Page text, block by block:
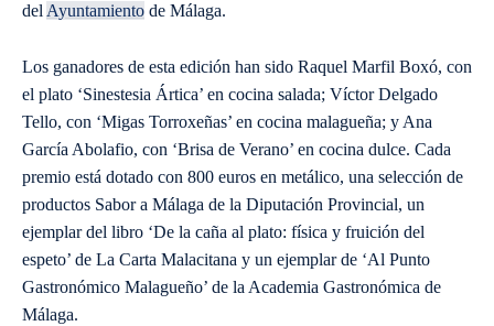
del Ayuntamiento de Málaga.
Los ganadores de esta edición han sido Raquel Marfil Boxó, con
el plato ‘Sinestesia Ártica’ en cocina salada; Víctor Delgado
Tello, con ‘Migas Torroxeñas’ en cocina malagueña; y Ana
García Abolafio, con ‘Brisa de Verano’ en cocina dulce. Cada
premio está dotado con 800 euros en metálico, una selección de
productos Sabor a Málaga de la Diputación Provincial, un
ejemplar del libro ‘De la caña al plato: física y fruición del
espeto’ de La Carta Malacitana y un ejemplar de ‘Al Punto
Gastronómico Malagueño’ de la Academia Gastronómica de
Málaga.